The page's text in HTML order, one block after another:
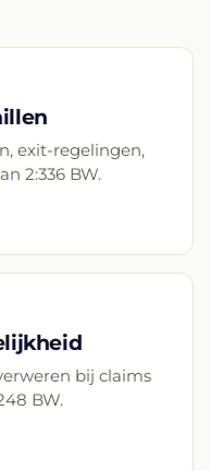
exit-regelingen,
2:336 BW.
bij claims
BW.